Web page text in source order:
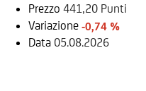
Prezzo 441,20 Punti
Variazione -0,74 %
Data 05.08.2026